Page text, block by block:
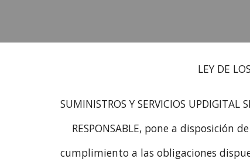
LEY DE LOS SERVICIOS DE
SUMINISTROS Y SERVICIOS
RESPONSABLE, pone a
cumplimiento a las obligaciones